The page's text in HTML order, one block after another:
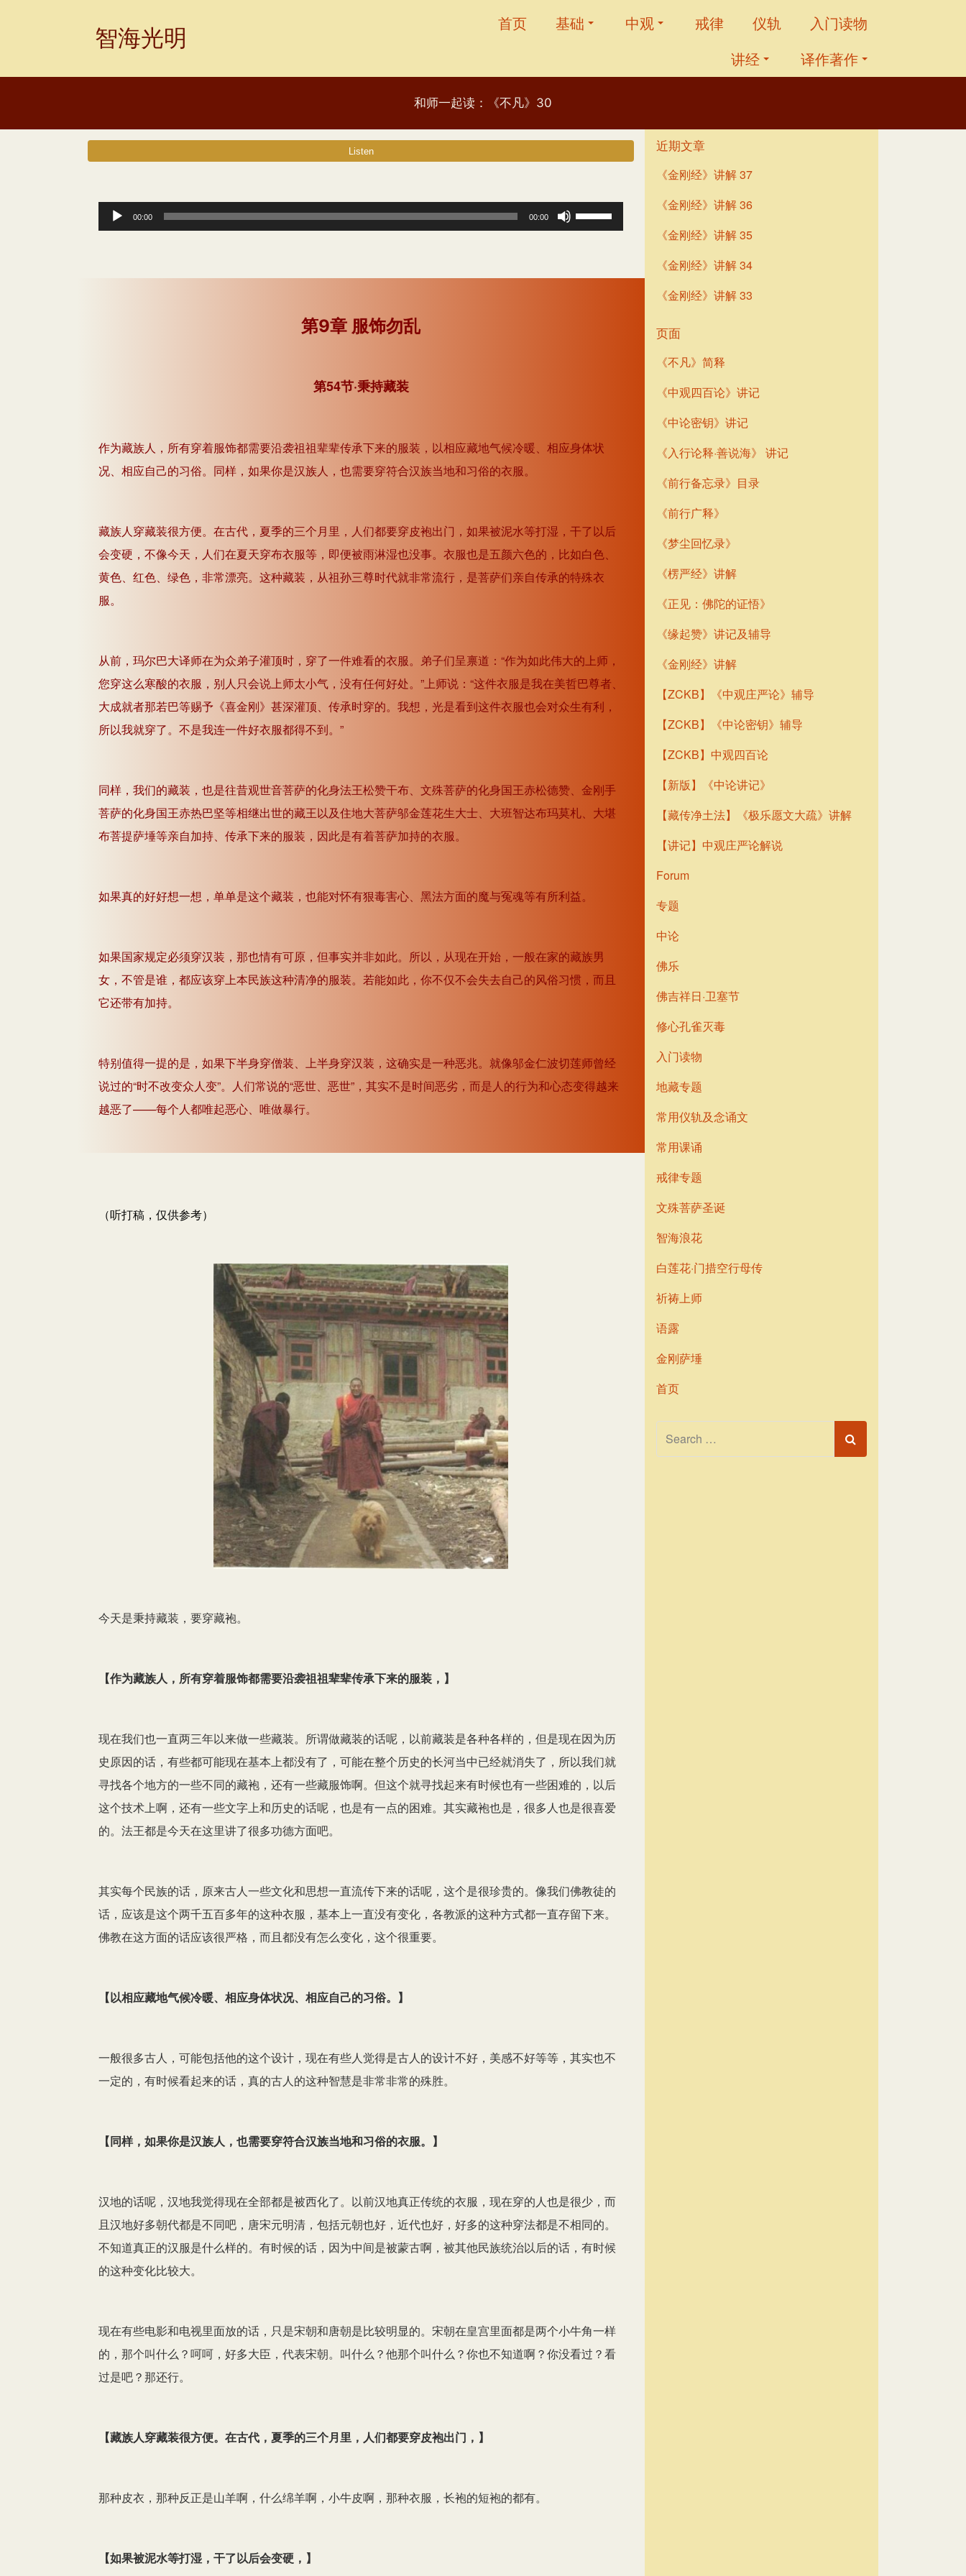
智海光明 首页 基础 中观 戒律 仪轨
入门读物
讲经
译作著作
和师一起读：《不凡》30
频
00:00 00:00
使
/
高
音
量。
第9章 服饰勿乱
第54节·秉持藏装
作为藏族人，所有穿着服饰都需要沿袭祖祖辈辈传承下来的服装，以相应藏地气候冷暖、相应身体状
况、相应自己的习俗。同样，如果你是汉族人，也需要穿符合汉族当地和习俗的衣服。
藏族人穿藏装很方便。在古代，夏季的三个月里，人们都要穿皮袍出门，如果被泥水等打湿，干了以后
会变硬，不像今天，人们在夏天穿布衣服等，即便被雨淋湿也没事。衣服也是五颜六色的，比如白色、
黄色、红色、绿色，非常漂亮。这种藏装，从祖孙三尊时代就非常流行，是菩萨们亲自传承的特殊衣
服。
从前，玛尔巴大译师在为众弟子灌顶时，穿了一件难看的衣服。弟子们呈禀道：“作为如此伟大的上师，
您穿这么寒酸的衣服，别人只会说上师太小气，没有任何好处。”上师说：“这件衣服是我在美哲巴尊者、
大成就者那若巴等赐予《喜金刚》甚深灌顶、传承时穿的。我想，光是看到这件衣服也会对众生有利，
所以我就穿了。不是我连一件好衣服都得不到。”
同样，我们的藏装，也是往昔观世音菩萨的化身法王松赞干布、文殊菩萨的化身国王赤松德赞、金刚手
菩萨的化身国王赤热巴坚等相继出世的藏王以及住地大菩萨邬金莲花生大士、大班智达布玛莫札、大堪
布菩提萨埵等亲自加持、传承下来的服装，因此是有着菩萨加持的衣服。
如果真的好好想一想，单单是这个藏装，也能对怀有狠毒害心、黑法方面的魔与冤魂等有所利益。
如果国家规定必须穿汉装，那也情有可原，但事实并非如此。所以，从现在开始，一般在家的藏族男
女，不管是谁，都应该穿上本民族这种清净的服装。若能如此，你不仅不会失去自己的风俗习惯，而且
它还带有加持。
特别值得一提的是，如果下半身穿僧装、上半身穿汉装，这确实是一种恶兆。就像邬金仁波切莲师曾经
说过的“时不改变众人变”。人们常说的“恶世、恶世”，其实不是时间恶劣，而是人的行为和心态变得越来
越恶了——每个人都唯起恶心、唯做暴行。
（听打稿，仅供参考）
今天是秉持藏装，要穿藏袍。
【作为藏族人 ，所有穿着服饰都需要沿袭祖祖辈辈传承下来的服装， 】
现在我们也一直两三年以来做一些藏装。所谓做藏装的话呢，以前藏装是各种各样的，但是现在因为历
史原因的话，有些都可能现在基本上都没有了，可能在整个历史的长河当中已经就消失了，所以我们就
寻找各个地方的一些不同的藏袍，还有一些藏服饰啊。但这个就寻找起来有时候也有一些困难的，以后
这个技术上啊，还有一些文字上和历史的话呢，也是有一点的困难。其实藏袍也是，很多人也是很喜爱
的。法王都是今天在这里讲了很多功德方面吧。
其实每个民族的话，原来古人一些文化和思想一直流传下来的话呢，这个是很珍贵的。像我们佛教徒的
话，应该是这个两千五百多年的这种衣服，基本上一直没有变化，各教派的这种方式都一直存留下来。
佛教在这方面的话应该很严格，而且都没有怎么变化，这个很重要。
【以相应藏地气候冷暖、相应身体状况、相应自己的习俗。 】
一般很多古人，可能包括他的这个设计，现在有些人觉得是古人的设计不好，美感不好等等，其实也不
一定的，有时候看起来的话，真的古人的这种智慧是非常非常的殊胜。
【同样，如果你是汉族人，也需要穿符合汉族当地和习俗的衣服。 】
汉地的话呢，汉地我觉得现在全部都是被西化了。以前汉地真正传统的衣服，现在穿的人也是很少，而
且汉地好多朝代都是不同吧，唐宋元明清，包括元朝也好，近代也好，好多的这种穿法都是不相同的。
不知道真正的汉服是什么样的。有时候的话，因为中间是被蒙古啊，被其他民族统治以后的话，有时候
的这种变化比较大。
现在有些电影和电视里面放的话，只是宋朝和唐朝是比较明显的。宋朝在皇宫里面都是两个小牛角一样
的，那个叫什么？呵呵，好多大臣，代表宋朝。叫什么？他那个叫什么？你也不知道啊？你没看过？看
过是吧？那还行。
【藏族人穿藏装很方便。在古代，夏季的三个月里，人们都要穿皮袍出门， 】
那种皮衣，那种反正是山羊啊，什么绵羊啊，小牛皮啊，那种衣服，长袍的短袍的都有。
【如果被泥水等打湿，干了以后会变硬， 】
近期文章
《金刚经》讲解 37
《金刚经》讲解 36
《金刚经》讲解 35
《金刚经》讲解 34
《金刚经》讲解 33
页面
《不凡》简释
《中观四百论》讲记
《中论密钥》讲记
《入行论释·善说海》 讲记
《前行备忘录》目录
《前行广释》
《梦尘回忆录》
《楞严经》讲解
《正见：佛陀的证悟》
《缘起赞》讲记及辅导
《金刚经》讲解
【ZCKB】《中观庄严论》辅导
【ZCKB】《中论密钥》辅导
【ZCKB】中观四百论
【新版】《中论讲记》
【藏传净土法】《极乐愿文大疏》讲解
【讲记】中观庄严论解说
Forum
专题
中论
佛乐
佛吉祥日·卫塞节
修心孔雀灭毒
入门读物
地藏专题
常用仪轨及念诵文
常用课诵
戒律专题
文殊菩萨圣诞
智海浪花
白莲花·门措空行母传
祈祷上师
语露
金刚萨埵
首页